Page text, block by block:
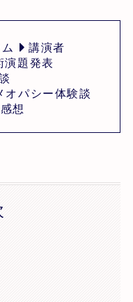
講演者
演題発表
パシー体験談
想